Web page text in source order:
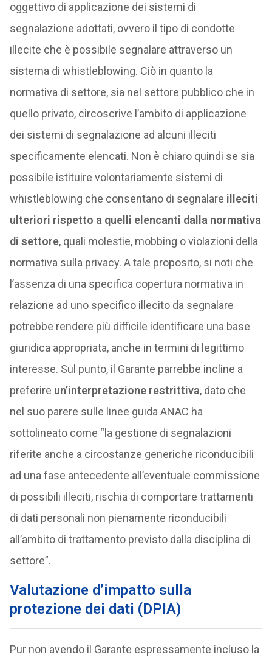
oggettivo di applicazione dei sistemi di
segnalazione adottati, ovvero il tipo di condotte
illecite che è possibile segnalare attraverso un
sistema di whistleblowing. Ciò in quanto la
normativa di settore, sia nel settore pubblico che in
quello privato, circoscrive l’ambito di applicazione
dei sistemi di segnalazione ad alcuni illeciti
specificamente elencati. Non è chiaro quindi se sia
possibile istituire volontariamente sistemi di
whistleblowing che consentano di segnalare illeciti
ulteriori rispetto a quelli elencanti dalla normativa
di settore, quali molestie, mobbing o violazioni della
normativa sulla privacy. A tale proposito, si noti che
l’assenza di una specifica copertura normativa in
relazione ad uno specifico illecito da segnalare
potrebbe rendere più difficile identificare una base
giuridica appropriata, anche in termini di legittimo
interesse. Sul punto, il Garante parrebbe incline a
preferire un’interpretazione restrittiva, dato che
nel suo parere sulle linee guida ANAC ha
sottolineato come “la gestione di segnalazioni
riferite anche a circostanze generiche riconducibili
ad una fase antecedente all’eventuale commissione
di possibili illeciti, rischia di comportare trattamenti
di dati personali non pienamente riconducibili
all’ambito di trattamento previsto dalla disciplina di
settore”.
Valutazione d’impatto sulla
protezione dei dati (DPIA)
Pur non avendo il Garante espressamente incluso la